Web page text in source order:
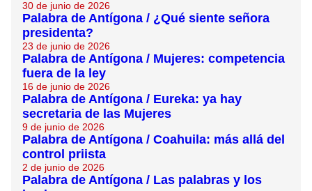
30 de junio de 2026
Palabra de Antígona / ¿Qué siente señora
presidenta?
23 de junio de 2026
Palabra de Antígona / Mujeres: competencia
fuera de la ley
16 de junio de 2026
Palabra de Antígona / Eureka: ya hay
secretaria de las Mujeres
9 de junio de 2026
Palabra de Antígona / Coahuila: más allá del
control priista
2 de junio de 2026
Palabra de Antígona / Las palabras y los